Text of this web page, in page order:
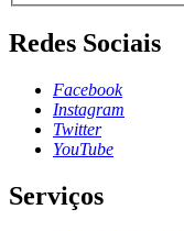
Redes Sociais
Facebook
Instagram
Twitter
YouTube
Serviços